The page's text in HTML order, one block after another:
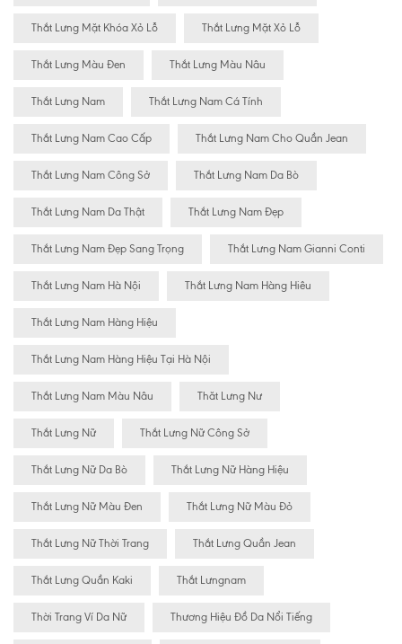
Thắt Lưng Mặt Khóa Xỏ Lỗ Thắt Lưng Mặt Xỏ Lỗ
Thắt Lưng Màu Đen Thắt Lưng Màu Nâu
Thắt Lưng Nam Thắt Lưng Nam Cá Tính
Thắt Lưng Nam Cao Cấp Thắt Lưng Nam Cho Quần Jean
Thắt Lưng Nam Công Sở Thắt Lưng Nam Da Bò
Thắt Lưng Nam Da Thật Thắt Lưng Nam Đẹp
Thắt Lưng Nam Đẹp Sang Trọng Thắt Lưng Nam Gianni Conti
Thắt Lưng Nam Hà Nội Thắt Lưng Nam Hàng Hiêu
Thắt Lưng Nam Hàng Hiệu
Thắt Lưng Nam Hàng Hiệu Tại Hà Nội
Thắt Lưng Nam Màu Nâu Thăt Lưng Nư
Thắt Lưng Nữ Thắt Lưng Nữ Công Sở
Thắt Lưng Nữ Da Bò Thắt Lưng Nữ Hàng Hiệu
Thắt Lưng Nữ Màu Đen Thắt Lưng Nữ Màu Đỏ
Thắt Lưng Nữ Thời Trang Thắt Lưng Quần Jean
Thắt Lưng Quần Kaki Thắt Lưngnam
Thời Trang Ví Da Nữ Thương Hiệu Đồ Da Nổi Tiếng